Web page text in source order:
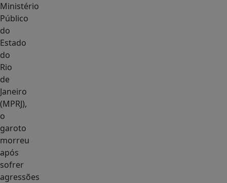
Ministério
Público
do
Estado
do
Rio
de
Janeiro
(MPRJ),
o
garoto
morreu
após
sofrer
agressões